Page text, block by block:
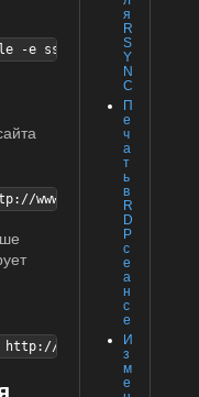
я
R
S
Y
N
C
П
е
ч
а
т
ь
в
R
D
P
с
е
а
н
с
е
И
з
м
е
-e ssh gate -l root -p
www.site.com/
www.rhd.ru/docs/